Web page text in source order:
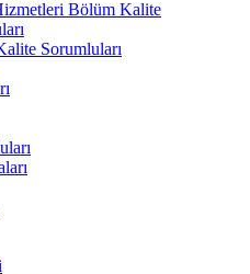
Bölüm Kalite
Sorumluları